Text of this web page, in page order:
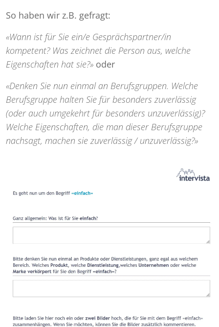
So haben wir z.B. gefragt:
«Wann ist für Sie ein/e Gesprächspartner/in
kompetent? Was zeichnet die Person aus, welche
Eigenschaften hat sie?» oder
«Denken Sie nun einmal an Berufsgruppen. Welche
Berufsgruppe halten Sie für besonders zuverlässig
(oder auch umgekehrt für besonders unzuverlässig)?
Welche Eigenschaften, die man dieser Berufsgruppe
nachsagt, machen sie zuverlässig / unzuverlässig?»